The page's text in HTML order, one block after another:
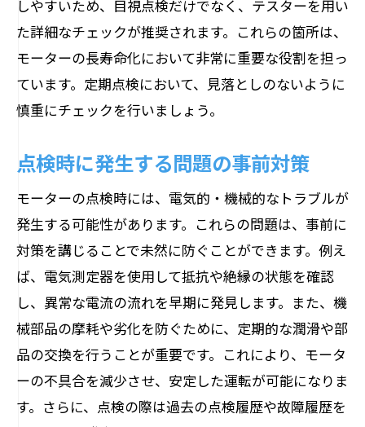
点検計画のコスト効果分析
新しい点検技術の導入とその効果
しやすいため、目視点検だけでなく、テスターを用い
た詳細なチェックが推奨されます。これらの箇所は、
モーターの長寿命化において非常に重要な役割を担っ
ています。定期点検において、見落としのないように
慎重にチェックを行いましょう。
点検時に発生する問題の事前対策
モーターの点検時には、電気的・機械的なトラブルが
発生する可能性があります。これらの問題は、事前に
対策を講じることで未然に防ぐことができます。例え
ば、電気測定器を使用して抵抗や絶縁の状態を確認
し、異常な電流の流れを早期に発見します。また、機
械部品の摩耗や劣化を防ぐために、定期的な潤滑や部
品の交換を行うことが重要です。これにより、モータ
ーの不具合を減少させ、安定した運転が可能になりま
す。さらに、点検の際は過去の点検履歴や故障履歴を